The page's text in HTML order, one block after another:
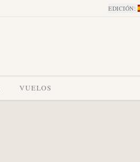
EDICIÓN:
VUELOS